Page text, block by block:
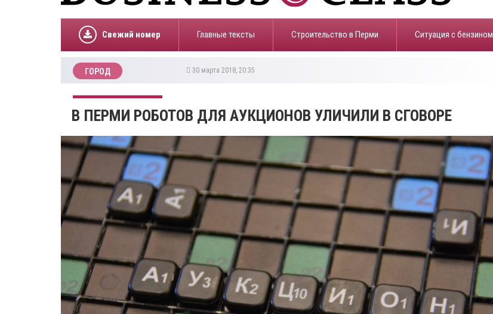
Свежий номер Главные тексты Строительство в Перми ​Ситуация с бензином
ГОРОД 30 марта 2018, 20:35
​В ПЕРМИ РОБОТОВ ДЛЯ АУКЦИОНОВ УЛИЧИЛИ В СГОВОРЕ